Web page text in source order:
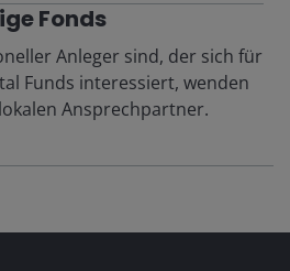
Fonds
Anleger sind, der sich für
Funds interessiert, wenden
Ansprechpartner.